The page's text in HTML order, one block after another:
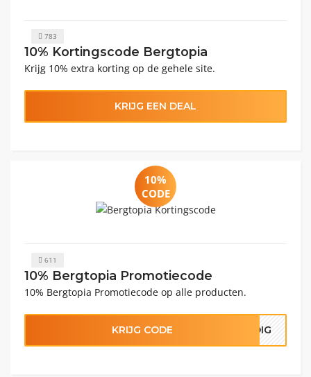
783
10% Kortingscode Bergtopia
Krijg 10% extra korting op de gehele site.
KRIJG EEN DEAL
10%
CODE
611
10% Bergtopia Promotiecode
10% Bergtopia Promotiecode op alle producten.
KRIJG CODE ODIG